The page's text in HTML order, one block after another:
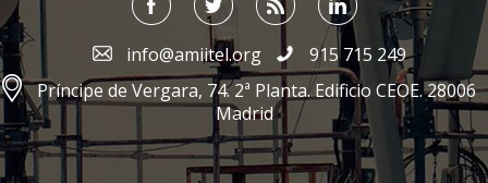
info@amiitel.org
915 715 249
Príncipe de Vergara, 74. 2ª Planta. Edificio CEOE. 28006
Madrid